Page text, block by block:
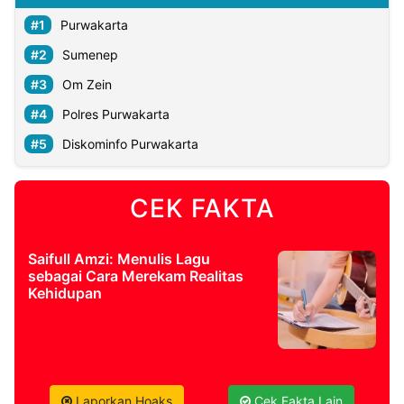
Purwakarta
Sumenep
Om Zein
Polres Purwakarta
Diskominfo Purwakarta
CEK FAKTA
Saifull Amzi: Menulis Lagu
sebagai Cara Merekam Realitas
Kehidupan
Laporkan Hoaks Cek Fakta Lain